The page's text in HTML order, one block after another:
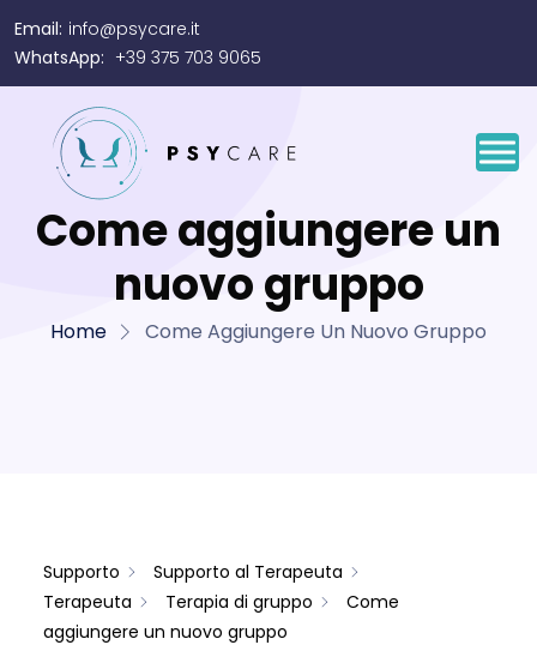
Email: info@psycare.it
WhatsApp: +39 375 703 9065
Come aggiungere un
nuovo gruppo
Home Come Aggiungere Un Nuovo Gruppo
Supporto
Supporto al Terapeuta
Terapeuta
Terapia di gruppo
Come
aggiungere un nuovo gruppo